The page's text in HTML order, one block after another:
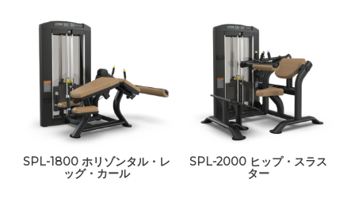
SPL-1800 ホリゾンタル・レ
ッグ・カール
SPL-2000 ヒップ・スラス
ター